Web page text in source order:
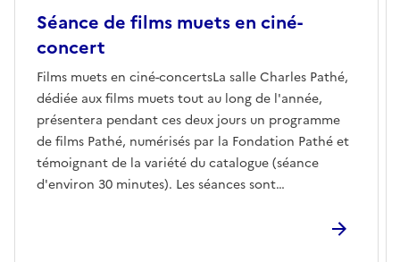
Séance de films muets en ciné-
concert
Films muets en ciné-concertsLa salle Charles Pathé,
dédiée aux films muets tout au long de l'année,
présentera pendant ces deux jours un programme
de films Pathé, numérisés par la Fondation Pathé et
témoignant de la variété du catalogue (séance
d'environ 30 minutes). Les séances sont